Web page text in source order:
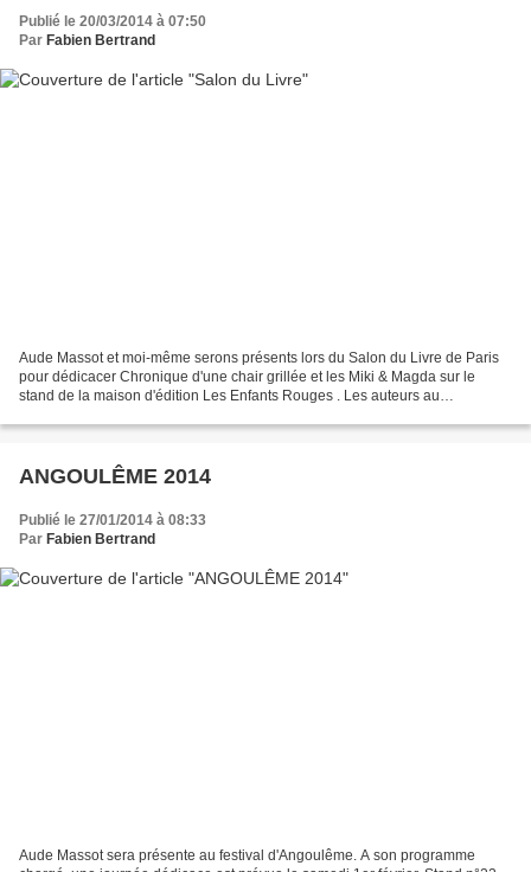
Publié le 20/03/2014 à 07:50
Par Fabien Bertrand
Aude Massot et moi-même serons présents lors du Salon du Livre de Paris
pour dédicacer Chronique d'une chair grillée et les Miki & Magda sur le
stand de la maison d'édition Les Enfants Rouges . Les auteurs au
ANGOULÊME 2014
Publié le 27/01/2014 à 08:33
Par Fabien Bertrand
Aude Massot sera présente au festival d'Angoulême. A son programme